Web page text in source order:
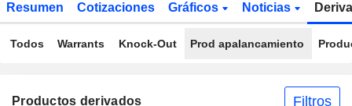
Resumen Cotizaciones Gráficos Noticias
Todos Warrants Knock-Out Prod apalancamiento
Productos derivados Filtros